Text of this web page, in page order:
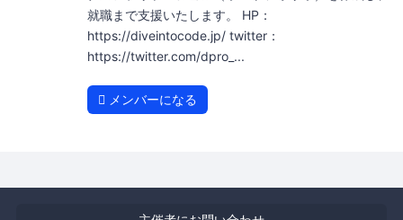
就職まで支援いたします。 HP：
https://diveintocode.jp/ twitter：
https://twitter.com/dpro_...
メンバーになる